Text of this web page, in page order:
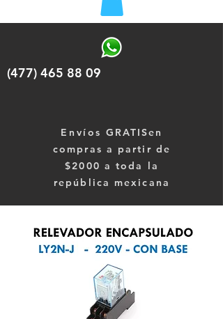
(477) 465 88 09
Envíos GRATISen
compras a partir de
$2000 a toda la
república mexicana